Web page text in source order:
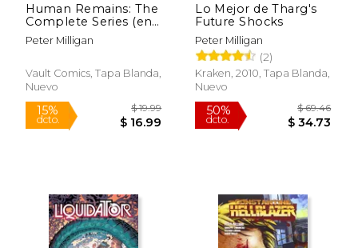
15% $ 26.59 15%
Human Remains: The
Complete Series (en
Inglés)
Peter Milligan
Vault Comics, Tapa Blanda,
Nuevo
Lo Mejor de Tharg's
Future Shocks
Peter Milligan
(2)
Kraken, 2010, Tapa Blanda,
Nuevo